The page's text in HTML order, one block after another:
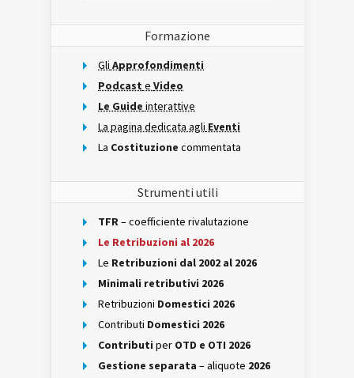
Formazione
Gli Approfondimenti
Podcast e Video
Le Guide interattive
La pagina dedicata agli Eventi
La Costituzione commentata
Strumenti utili
TFR– coefficiente rivalutazione
Le Retribuzioni al 2026
Le Retribuzioni dal 2002 al 2026
Minimali retributivi 2026
Retribuzioni Domestici 2026
Contributi Domestici 2026
Contributi per OTD e OTI 2026
Gestione separata – aliquote 2026